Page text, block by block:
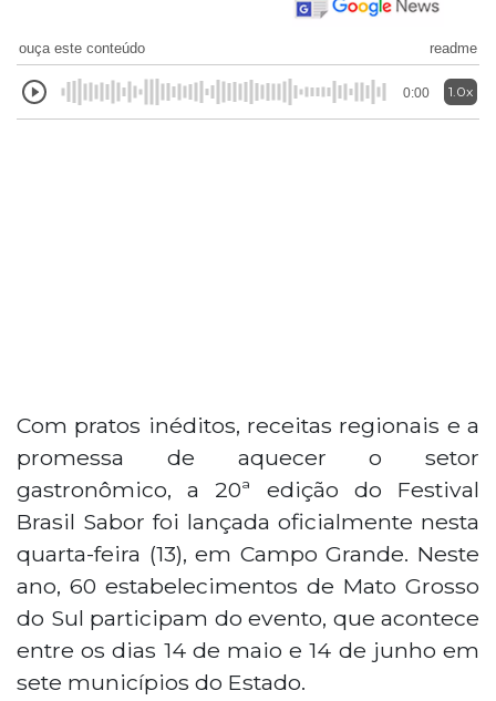
ouça este conteúdo readme
0:00 1.0x
Com pratos inéditos, receitas regionais e a
promessa de aquecer o setor
gastronômico, a 20ª edição do Festival
Brasil Sabor foi lançada oficialmente nesta
quarta-feira (13), em Campo Grande. Neste
ano, 60 estabelecimentos de Mato Grosso
do Sul participam do evento, que acontece
entre os dias 14 de maio e 14 de junho em
sete municípios do Estado.